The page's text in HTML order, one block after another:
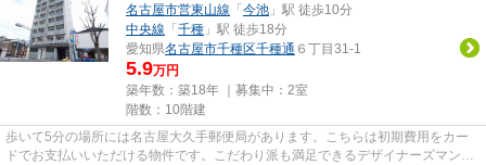
名古屋市営東山線 「 今池 」駅 徒歩10分
中央線 「 千種 」駅 徒歩18分
愛知県名古屋市千種区千種通 ６丁目31-1
5.9万円
築年数：築18年 ｜募集中： 2室
階数：10階建
歩いて5分の場所には名古屋大久手郵便局があります。こちらは初期費用をカー
ドでお支払いいただける物件です。こだわり派も満足できるデザイナーズマンシ